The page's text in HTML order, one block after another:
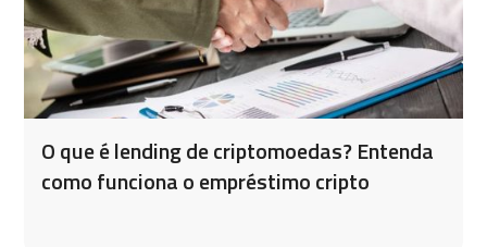
O que é lending de criptomoedas? Entenda
como funciona o empréstimo cripto